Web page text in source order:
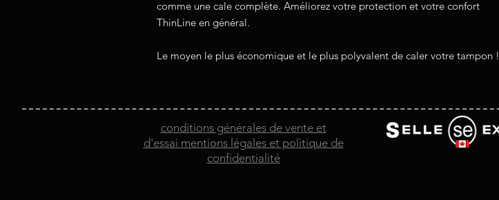
comme une cale complète. Améliorez votre protection et votre confort
ThinLine en général.
Le moyen le plus économique et le plus polyvalent de caler votre tampon !
conditions générales de vente et
d'essai mentions légales et politique de
confidentialité